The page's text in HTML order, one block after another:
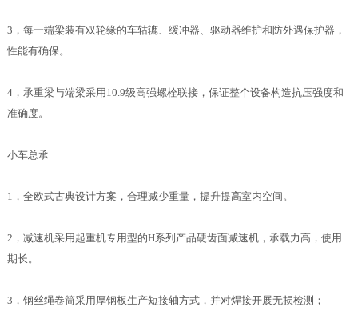
3，每一端梁装有双轮缘的车轱辘、缓冲器、驱动器维护和防外遇保护器，
性能有确保。
4，承重梁与端梁采用10.9级高强螺栓联接，保证整个设备构造抗压强度和
准确度。
小车总承
1，全欧式古典设计方案，合理减少重量，提升提高室内空间。
2，减速机采用起重机专用型的H系列产品硬齿面减速机，承载力高，使用
期长。
3，钢丝绳卷筒采用厚钢板生产短接轴方式，并对焊接开展无损检测；